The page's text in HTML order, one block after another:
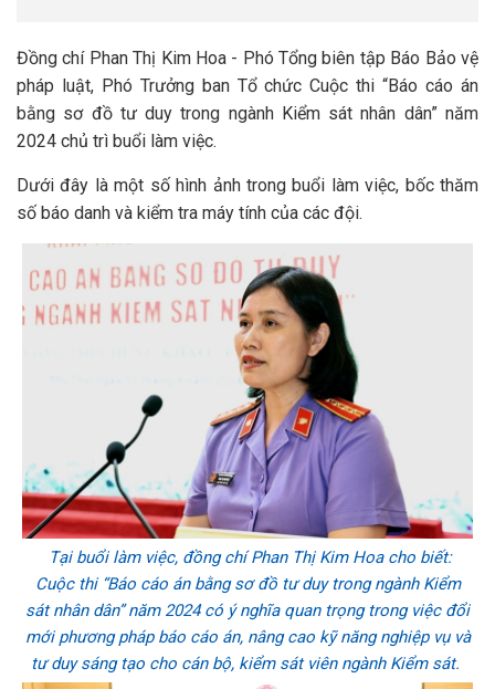
Đồng chí Phan Thị Kim Hoa - Phó Tổng biên tập Báo Bảo vệ
pháp luật, Phó Trưởng ban Tổ chức Cuộc thi “Báo cáo án
bằng sơ đồ tư duy trong ngành Kiểm sát nhân dân” năm
2024 chủ trì buổi làm việc.
Dưới đây là một số hình ảnh trong buổi làm việc, bốc thăm
số báo danh và kiểm tra máy tính của các đội.
Tại buổi làm việc, đồng chí Phan Thị Kim Hoa cho biết:
Cuộc thi “Báo cáo án bằng sơ đồ tư duy trong ngành Kiểm
sát nhân dân” năm 2024 có ý nghĩa quan trọng trong việc đổi
mới phương pháp báo cáo án, nâng cao kỹ năng nghiệp vụ và
tư duy sáng tạo cho cán bộ, kiểm sát viên ngành Kiểm sát.